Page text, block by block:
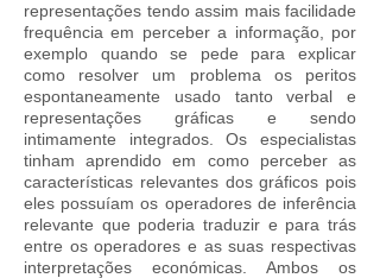
representações tendo assim mais facilidade
frequência em perceber a informação, por
exemplo quando se pede para explicar
como resolver um problema os peritos
espontaneamente usado tanto verbal e
representações gráficas e sendo
intimamente integrados. Os especialistas
tinham aprendido em como perceber as
características relevantes dos gráficos pois
eles possuíam os operadores de inferência
relevante que poderia traduzir e para trás
entre os operadores e as suas respectivas
interpretações económicas. Ambos os